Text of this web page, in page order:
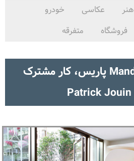
هنر عکاسی
خودرو
فروشگاه متفرقه
هتل Mandarin Oriental پاریس، کار مشترک